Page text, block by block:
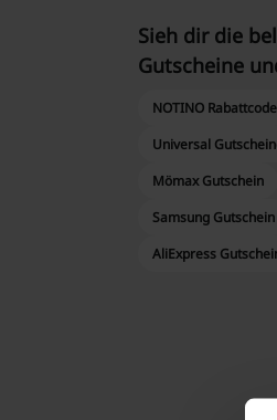
Sieh dir die
Gutscheine
NOTINO Rabattcode
Universal
Mömax Gutschein
Samsung Gutschein
AliExpress